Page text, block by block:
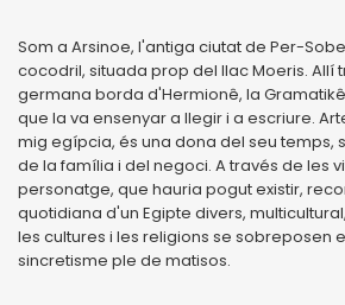
Som a Arsinoe, l'antiga ciutat de Per-
cocodril, situada prop del llac Moeris. Allí
germana borda d'Hermionê, la
que la va ensenyar a llegir i a escriure.
mig egípcia, és una dona del seu temps,
de la família i del negoci. A través de les
personatge, que hauria pogut existir,
quotidiana d'un Egipte divers,
les cultures i les religions se sobreposen
sincretisme ple de matisos.